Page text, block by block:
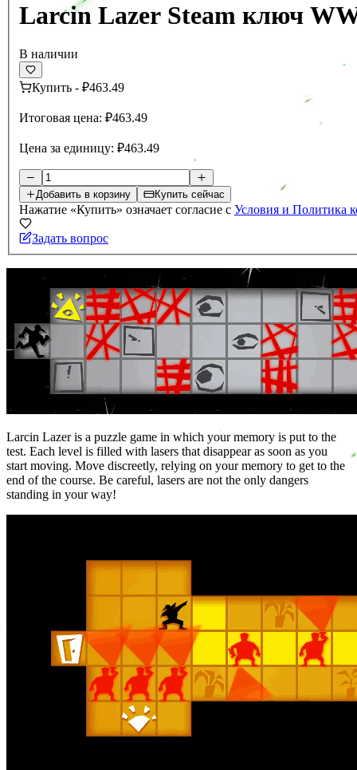
Larcin Lazer Steam ключ
В наличии
Купить - ₽463.49
Итоговая цена: ₽463.49
Цена за единицу: ₽463.49
Добавить в корзину Купить сейчас
Нажатие «Купить» означает согласие с Условия и Политика
Задать вопрос
Larcin Lazer is a puzzle game in which your memory is put to the
test. Each level is filled with lasers that disappear as soon as you
start moving. Move discreetly, relying on your memory to get to the
end of the course. Be careful, lasers are not the only dangers
standing in your way!